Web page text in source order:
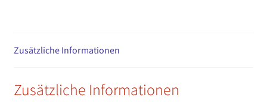
Zusätzliche Informationen
Zusätzliche Informationen